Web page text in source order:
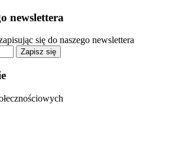
newslettera
się do naszego newslettera
Zapisz się